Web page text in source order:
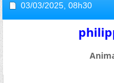
03/03/2025, 08h30